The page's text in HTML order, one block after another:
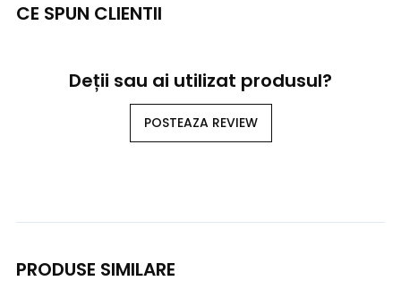
CE SPUN CLIENTII
Deții sau ai utilizat produsul?
POSTEAZA REVIEW
PRODUSE SIMILARE